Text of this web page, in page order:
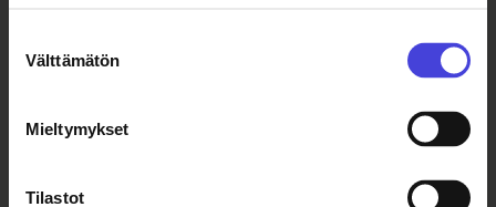
valinta
Välttämätön
Mieltymykset
Tilastot
Keuhkoista Radiopuhelimiin ulottuva
omalakisen undergroundin helmiä ja